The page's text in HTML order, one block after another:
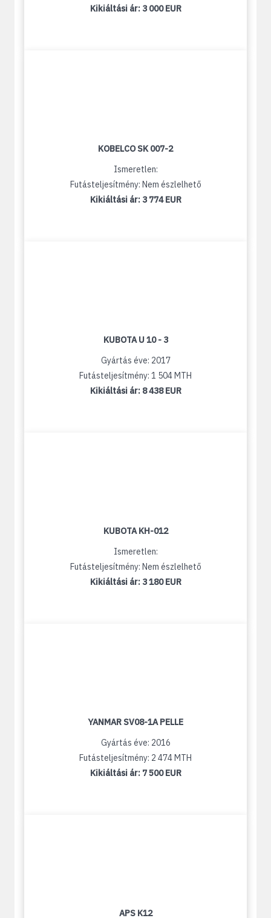
Kikiáltási ár: 3 000 EUR
KOBELCO SK 007-2
Ismeretlen:
Futásteljesítmény: Nem észlelhető
Kikiáltási ár: 3 774 EUR
KUBOTA U 10 - 3
Gyártás éve: 2017
Futásteljesítmény: 1 504 MTH
Kikiáltási ár: 8 438 EUR
KUBOTA KH-012
Ismeretlen:
Futásteljesítmény: Nem észlelhető
Kikiáltási ár: 3 180 EUR
YANMAR SV08-1A PELLE
Gyártás éve: 2016
Futásteljesítmény: 2 474 MTH
Kikiáltási ár: 7 500 EUR
APS K12